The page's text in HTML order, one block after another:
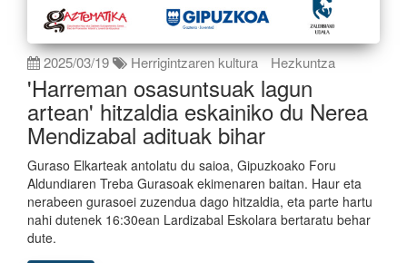
2025/03/19 Herrigintzaren kultura Hezkuntza
'Harreman osasuntsuak lagun
artean' hitzaldia eskainiko du Nerea
Mendizabal adituak bihar
Guraso Elkarteak antolatu du saioa, Gipuzkoako Foru
Aldundiaren Treba Gurasoak ekimenaren baitan. Haur eta
nerabeen gurasoei zuzendua dago hitzaldia, eta parte hartu
nahi dutenek 16:30ean Lardizabal Eskolara bertaratu behar
dute.